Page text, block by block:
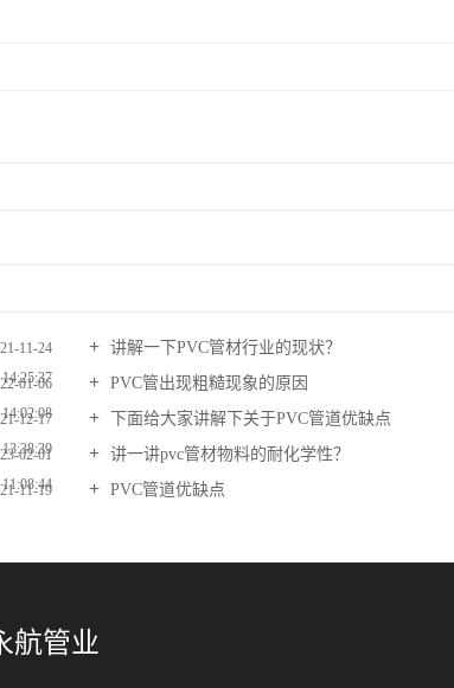
11-24
14:25:37
讲解一下PVC管材行业的现状？
01-06
14:02:08
PVC管出现粗糙现象的原因
12-17
13:38:39
下面给大家讲解下关于PVC管道优缺点
02-01
11:08:44
讲一讲pvc管材物料的耐化学性？
11-19
PVC管道优缺点
航管业